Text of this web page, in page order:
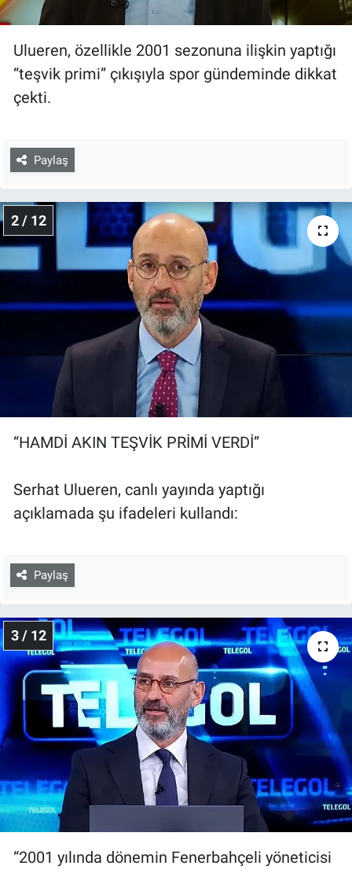
Ulueren, özellikle 2001 sezonuna ilişkin yaptığı
“teşvik primi” çıkışıyla spor gündeminde dikkat
çekti.
Paylaş
2 / 12
“HAMDİ AKIN TEŞVİK PRİMİ VERDİ”
Serhat Ulueren, canlı yayında yaptığı
açıklamada şu ifadeleri kullandı:
Paylaş
3 / 12
“2001 yılında dönemin Fenerbahçeli yöneticisi